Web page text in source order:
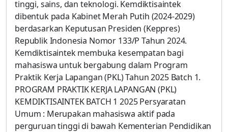
tinggi, sains, dan teknologi. Kemdiktisaintek
dibentuk pada Kabinet Merah Putih (2024-2029)
berdasarkan Keputusan Presiden (Keppres)
Republik Indonesia Nomor 133/P Tahun 2024.
Kemdiktisaintek membuka kesempatan bagi
mahasiswa untuk bergabung dalam Program
Praktik Kerja Lapangan (PKL) Tahun 2025 Batch 1.
PROGRAM PRAKTIK KERJA LAPANGAN (PKL)
KEMDIKTISAINTEK BATCH 1 2025 Persyaratan
Umum : Merupakan mahasiswa aktif pada
perguruan tinggi di bawah Kementerian Pendidikan